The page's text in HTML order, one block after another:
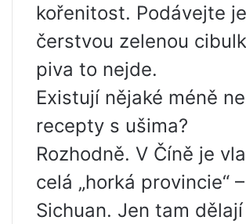
kořenitost. Podávejte
čerstvou zelenou
piva to nejde.
Existují nějaké méně
recepty s ušima?
Rozhodně. V Číně je
celá „horká provincie“ –
Sichuan. Jen tam